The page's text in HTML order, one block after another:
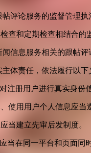
评论服务的监督管理
查和定期检查相结合
信息服务相关的跟帖
体责任，依法履行以下
注册用户进行真实身
使用用户个人信息应
当建立先审后发制度。
当在同一平台和页面同